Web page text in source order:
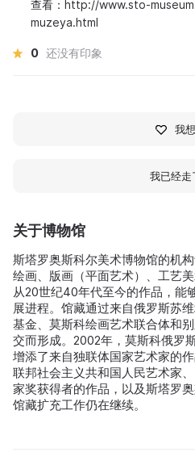
关于博物馆
斯塔罗奥斯科尔美术博物馆的机
绘画、版画（平面艺术）、工艺
从20世纪40年代至今的作品，能
展进程。馆藏通过来自俄罗斯苏
基金、莫斯科绘画艺术联合体和
交而形成。2002年，莫斯科俄罗
增添了来自独联体国家艺术家的
联邦社会主义共和国人民艺术家
家奖获得者的作品，以及斯塔罗
馆藏扩充工作仍在继续。
查看：http://www.sto-
muzeya.html
0 还没有印象
我
我已经走